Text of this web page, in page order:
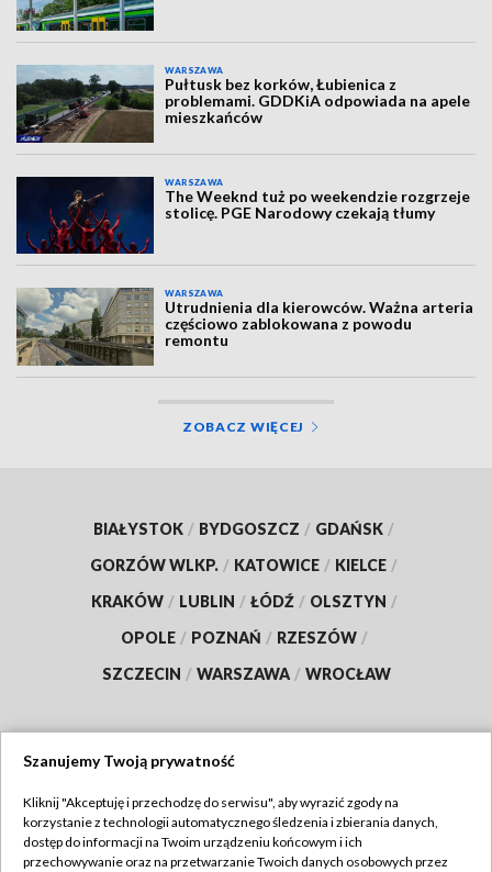
WARSZAWA
Pułtusk bez korków, Łubienica z
problemami. GDDKiA odpowiada na apele
mieszkańców
WARSZAWA
The Weeknd tuż po weekendzie rozgrzeje
stolicę. PGE Narodowy czekają tłumy
WARSZAWA
Utrudnienia dla kierowców. Ważna arteria
częściowo zablokowana z powodu
remontu
ZOBACZ WIĘCEJ
BIAŁYSTOK / BYDGOSZCZ / GDAŃSK /
GORZÓW WLKP. / KATOWICE / KIELCE /
KRAKÓW / LUBLIN / ŁÓDŹ / OLSZTYN /
OPOLE / POZNAŃ / RZESZÓW /
SZCZECIN / WARSZAWA / WROCŁAW
TVP
Abonament TVP
Szanujemy Twoją prywatność
Kliknij "Akceptuję i przechodzę do serwisu", aby wyrazić zgody na
korzystanie z technologii automatycznego śledzenia i zbierania danych,
dostęp do informacji na Twoim urządzeniu końcowym i ich
przechowywanie oraz na przetwarzanie Twoich danych osobowych przez